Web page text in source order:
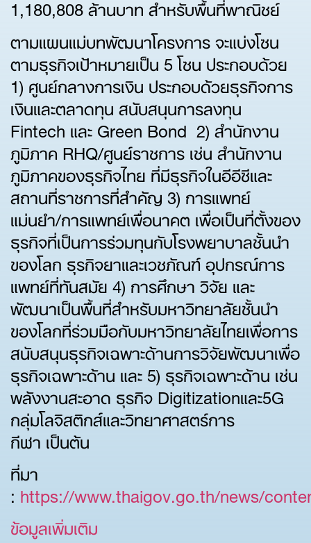
1,180,808 ล้านบาท สำหรับพื้นที่พาณิชย์
ตามแผนแม่บทพัฒนาโครงการ จะแบ่งโซน
ตามธุรกิจเป้าหมายเป็น 5 โซน ประกอบด้วย
1) ศูนย์กลางการเงิน ประกอบด้วยธุรกิจการ
เงินและตลาดทุน สนับสนุนการลงทุน
Fintech และ Green Bond 2) สำนักงาน
ภูมิภาค RHQ/ศูนย์ราชการ เช่น สำนักงาน
ภูมิภาคของธุรกิจไทย ที่มีธุรกิจในอีอีซีและ
สถานที่ราชการที่สำคัญ 3) การแพทย์
แม่นยำ/การแพทย์เพื่อนาคต เพื่อเป็นที่ตั้งของ
ธุรกิจที่เป็นการร่วมทุนกับโรงพยาบาลชั้นนำ
ของโลก ธุรกิจยาและเวชภัณฑ์ อุปกรณ์การ
แพทย์ที่ทันสมัย 4) การศึกษา วิจัย และ
พัฒนาเป็นพื้นที่สำหรับมหาวิทยาลัยชั้นนำ
ของโลกที่ร่วมมือกับมหาวิทยาลัยไทยเพื่อการ
สนับสนุนธุรกิจเฉพาะด้านการวิจัยพัฒนาเพื่อ
ธุรกิจเฉพาะด้าน และ 5) ธุรกิจเฉพาะด้าน เช่น
พลังงานสะอาด ธุรกิจ Digitizationและ5G
กลุ่มโลจิสติกส์และวิทยาศาสตร์การ
กีฬา เป็นต้น
ที่มา
: https://www.thaigov.go.th/news/
ข้อมูลเพิ่มเติม